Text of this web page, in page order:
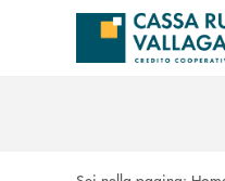
Salta al contenuto